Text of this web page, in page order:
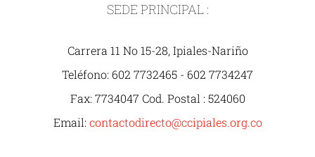
SEDE PRINCIPAL :
Carrera 11 No 15-28, Ipiales-Nariño
Teléfono: 602 7732465 - 602 7734247
Fax: 7734047 Cod. Postal : 524060
Email: contactodirecto@ccipiales.org.co